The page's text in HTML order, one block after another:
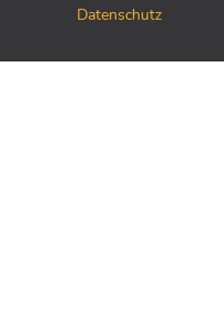
Datenschutz